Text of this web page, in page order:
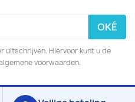
uitschrijven. Hiervoor kunt u de
voorwaarden.